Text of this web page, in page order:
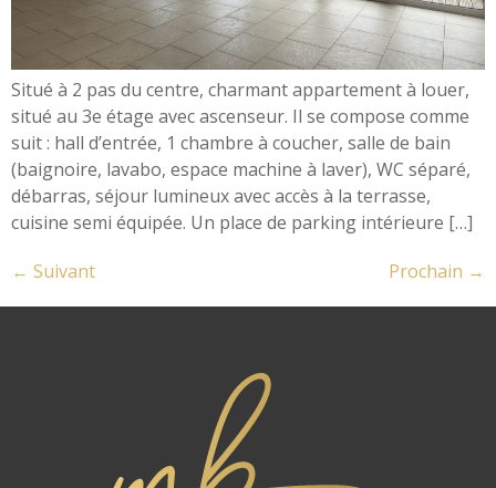
Situé à 2 pas du centre, charmant appartement à louer,
situé au 3e étage avec ascenseur. Il se compose comme
suit : hall d’entrée, 1 chambre à coucher, salle de bain
(baignoire, lavabo, espace machine à laver), WC séparé,
débarras, séjour lumineux avec accès à la terrasse,
cuisine semi équipée. Un place de parking intérieure […]
← Suivant Prochain →